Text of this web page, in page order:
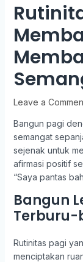
Leave a
Bangun pagi
semangat
sejenak untuk
afirmasi positif
“Saya pantas
Bangun
Terburu-
Rutinitas pagi
menciptakan